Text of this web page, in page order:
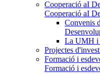
Cooperació aI
Cooperació aI
Convenis
La UMH i
Projectes
Formació i
Formació i